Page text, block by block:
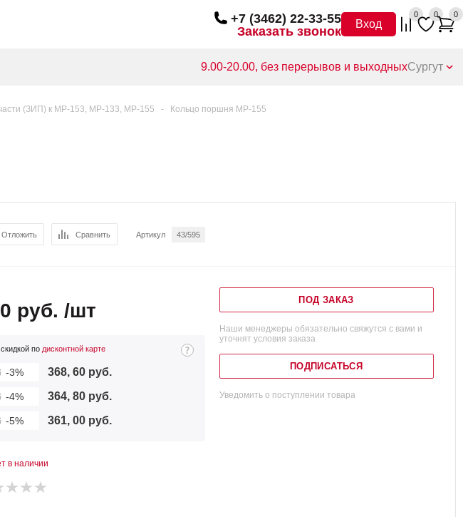
+7 (3462) 22-33-55
Заказать звонок
Вход
0 0 0
9.00-20.00, без перерывов и выходныхСургут
(ЗИП) к МР-153, МР-133, МР-155 - Кольцо поршня МР-155
Отложить Сравнить Артикул 43/595
руб. /шт
подисконтной карте
-3% 368, 60 руб.
-4% 364, 80 руб.
-5% 361, 00 руб.
в наличии
ПОД ЗАКАЗ
Наши менеджеры обязательно свяжутся с вами и
уточнят условия заказа
ПОДПИСАТЬСЯ
Уведомить о поступлении товара